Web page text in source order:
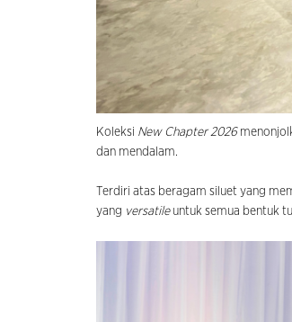
Koleksi New Chapter 2026
dan mendalam.
Terdiri atas beragam siluet yang
yang versatile untuk semua bentuk